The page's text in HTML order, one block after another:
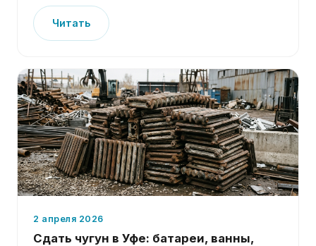
Читать
2 апреля 2026
Сдать чугун в Уфе: батареи, ванны,